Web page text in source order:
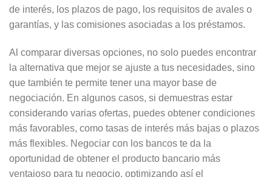
de interés, los plazos de pago, los requisitos de avales o
garantías, y las comisiones asociadas a los préstamos.
Al comparar diversas opciones, no solo puedes encontrar
la alternativa que mejor se ajuste a tus necesidades, sino
que también te permite tener una mayor base de
negociación. En algunos casos, si demuestras estar
considerando varias ofertas, puedes obtener condiciones
más favorables, como tasas de interés más bajas o plazos
más flexibles. Negociar con los bancos te da la
oportunidad de obtener el producto bancario más
ventajoso para tu negocio, optimizando así el